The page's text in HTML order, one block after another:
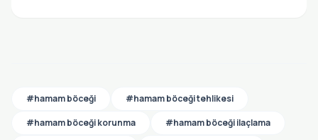
#hamam böceği
#hamam böceği tehlikesi
#hamam böceği korunma
#hamam böceği ilaçlama